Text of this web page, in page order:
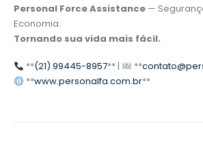
Personal Force Assistance —
Economia.
Tornando sua vida mais fácil.
**(21) 99445-8957** | **
**www.personalfa.com.br**